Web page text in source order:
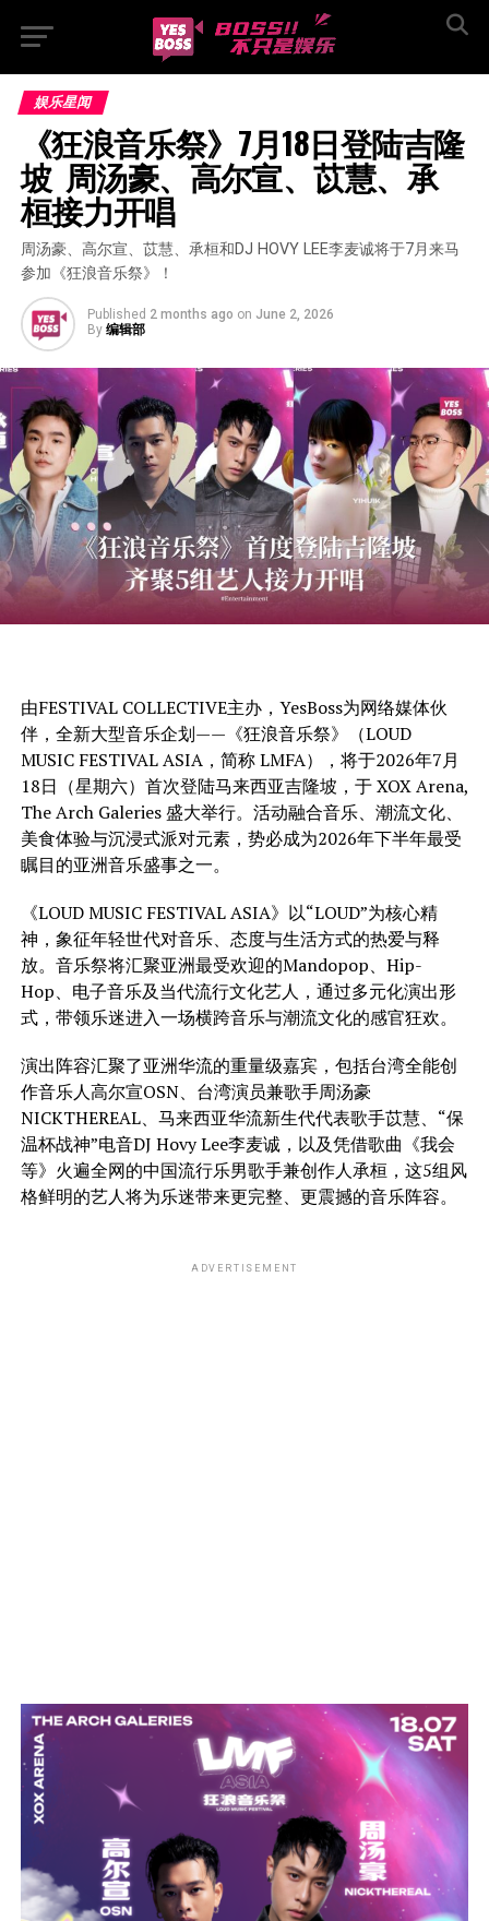
娱乐星闻
《狂浪音乐祭》7月18日登陆吉隆
坡  周汤豪、高尔宣、苡慧、承
桓接力开唱
周汤豪、高尔宣、苡慧、承桓和DJ HOVY LEE李麦诚将于7月来马
参加《狂浪音乐祭》！
Published 2 months ago on June 2, 2026
By 编辑部
由FESTIVAL COLLECTIVE主办，YesBoss为网络媒体伙
伴，全新大型音乐企划——《狂浪音乐祭》（LOUD
MUSIC FESTIVAL ASIA，简称 LMFA），将于2026年7月
18日（星期六）首次登陆马来西亚吉隆坡，于 XOX Arena,
The Arch Galeries 盛大举行。活动融合音乐、潮流文化、
美食体验与沉浸式派对元素，势必成为2026年下半年最受
瞩目的亚洲音乐盛事之一。
《LOUD MUSIC FESTIVAL ASIA》以“LOUD”为核心精
神，象征年轻世代对音乐、态度与生活方式的热爱与释
放。音乐祭将汇聚亚洲最受欢迎的Mandopop、Hip-
Hop、电子音乐及当代流行文化艺人，通过多元化演出形
式，带领乐迷进入一场横跨音乐与潮流文化的感官狂欢。
演出阵容汇聚了亚洲华流的重量级嘉宾，包括台湾全能创
作音乐人高尔宣OSN、台湾演员兼歌手周汤豪
NICKTHEREAL、马来西亚华流新生代代表歌手苡慧、“保
温杯战神”电音DJ Hovy Lee李麦诚，以及凭借歌曲《我会
等》火遍全网的中国流行乐男歌手兼创作人承桓，这5组风
格鲜明的艺人将为乐迷带来更完整、更震撼的音乐阵容。
ADVERTISEMENT